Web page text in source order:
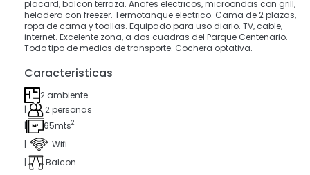
placard, balcon terraza. Anafes electricos, microondas con grill,
heladera con freezer. Termotanque electrico. Cama de 2 plazas,
ropa de cama y toallas. Equipado para uso diario. TV, cable,
internet. Excelente zona, a dos cuadras del Parque Centenario.
Todo tipo de medios de transporte. Cochera optativa.
Caracteristicas
2 ambiente
|
2 personas
|
65mts2
|
Wifi
|
Balcon